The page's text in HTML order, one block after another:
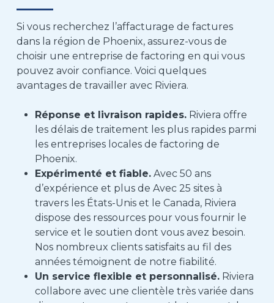
Si vous recherchez l’affacturage de factures
dans la région de Phoenix, assurez-vous de
choisir une entreprise de factoring en qui vous
pouvez avoir confiance. Voici quelques
avantages de travailler avec Riviera.
Réponse et livraison rapides. Riviera offre
les délais de traitement les plus rapides parmi
les entreprises locales de factoring de
Phoenix.
Expérimenté et fiable.Avec 50 ans
d’expérience et plus de Avec 25 sites à
travers les États-Unis et le Canada, Riviera
dispose des ressources pour vous fournir le
service et le soutien dont vous avez besoin.
Nos nombreux clients satisfaits au fil des
années témoignent de notre fiabilité.
Un service flexible et personnalisé. Riviera
collabore avec une clientèle très variée dans